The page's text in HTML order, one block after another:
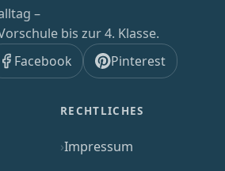
–
bis zur 4. Klasse.
Facebook Pinterest
RECHTLICHES
Impressum